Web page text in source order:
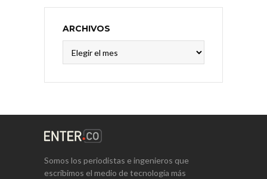
ARCHIVOS
Somos los periodistas e ingenieros que
escribimos el medio de tecnología más